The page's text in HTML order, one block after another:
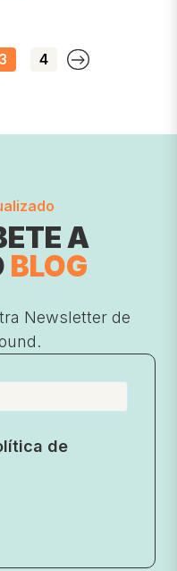
3 4
A
BLOG
Newsletter de
de